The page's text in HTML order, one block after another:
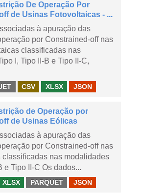
De Operação Por
de Usinas Fotovoltaicas - ...
à apuração das
por Constrained-off nas
classificadas nas
I, Tipo II-B e Tipo II-C,
CSV XLSX JSON
de Operação por
de Usinas Eólicas
à apuração das
por Constrained-off nas
classificadas nas modalidades
e Tipo II-C Os dados...
XLSX PARQUET JSON